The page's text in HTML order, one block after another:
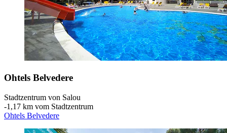
Ohtels Belvedere
Stadtzentrum von Salou
‐1,17 km vom Stadtzentrum
Ohtels Belvedere